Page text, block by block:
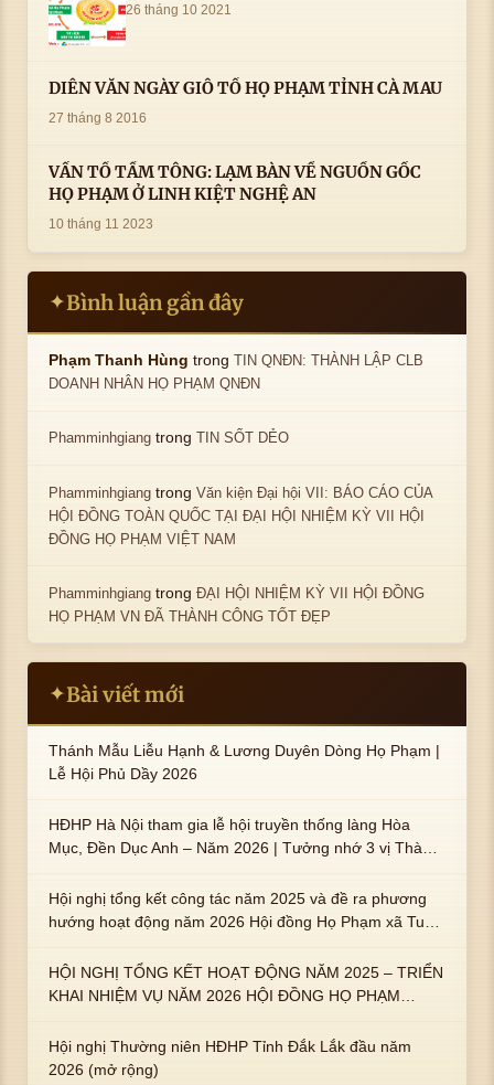
26 tháng 10 2021
DIỄN VĂN NGÀY GIỖ TỔ HỌ PHẠM TỈNH CÀ MAU
27 tháng 8 2016
VẤN TỔ TẦM TÔNG: LẠM BÀN VỀ NGUỒN GỐC
HỌ PHẠM Ở LINH KIỆT NGHỆ AN
10 tháng 11 2023
✦Bình luận gần đây
Phạm Thanh Hùng trongTIN QNĐN: THÀNH LẬP CLB
DOANH NHÂN HỌ PHẠM QNĐN
Phamminhgiang trongTIN SỐT DẺO
Phamminhgiang trongVăn kiện Đại hội VII: BÁO CÁO CỦA
HỘI ĐỒNG TOÀN QUỐC TẠI ĐẠI HỘI NHIỆM KỲ VII HỘI
ĐỒNG HỌ PHẠM VIỆT NAM
Phamminhgiang trongĐẠI HỘI NHIỆM KỲ VII HỘI ĐỒNG
HỌ PHẠM VN ĐÃ THÀNH CÔNG TỐT ĐẸP
✦Bài viết mới
Thánh Mẫu Liễu Hạnh & Lương Duyên Dòng Họ Phạm |
Lễ Hội Phủ Dầy 2026
HĐHP Hà Nội tham gia lễ hội truyền thống làng Hòa
Mục, Đền Dục Anh – Năm 2026 | Tưởng nhớ 3 vị Thành
trai : ngài Phạm Huy, Phạm Miện
Hội nghị tổng kết công tác năm 2025 và đề ra phương
hướng hoạt động năm 2026 Hội đồng Họ Phạm xã Tuy
HỘI NGHỊ TỔNG KẾT HOẠT ĐỘNG NĂM 2025 – TRIỂN
KHAI NHIỆM VỤ NĂM 2026 HỘI ĐỒNG HỌ PHẠM
Hội nghị Thường niên HĐHP Tỉnh Đắk Lắk đầu năm
2026 (mở rộng)